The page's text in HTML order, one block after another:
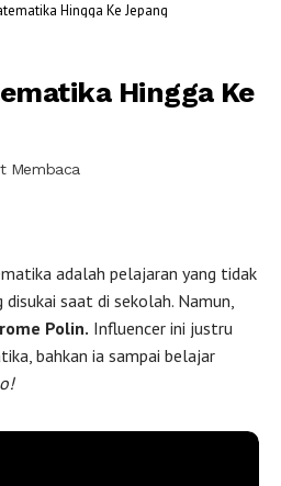
Hingga Ke Jepang
Hingga Ke
Membaca
adalah pelajaran yang tidak
disukai saat di sekolah. Namun,
Polin. Influencer ini justru
bahkan ia sampai belajar